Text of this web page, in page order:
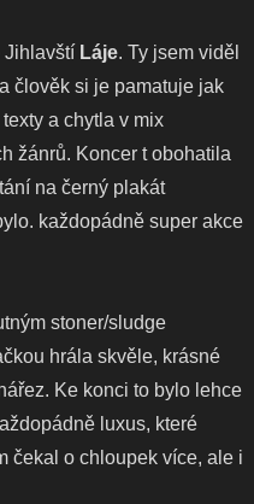
Jihlavští Láje. Ty jsem viděl
člověk si je pamatuje jak
a chytla v mix
žánrů. Koncer t obohatila
na černý plakát
každopádně super akce
stoner/sludge
hrála skvěle, krásné
Ke konci to bylo lehce
luxus, které
čekal o chloupek více, ale i